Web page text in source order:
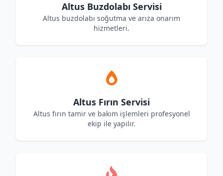
Altus Buzdolabı Servisi
Altus buzdolabı soğutma ve arıza onarım
hizmetleri.
Altus Fırın Servisi
Altus fırın tamir ve bakım işlemleri profesyonel
ekip ile yapılır.